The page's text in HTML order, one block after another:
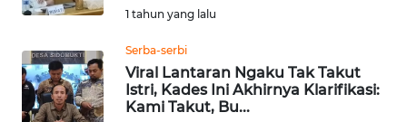
1 tahun yang lalu
Serba-serbi
Viral Lantaran Ngaku Tak Takut
Istri, Kades Ini Akhirnya Klarifikasi:
Kami Takut, Bu...
PEDOMAN
MEDIA